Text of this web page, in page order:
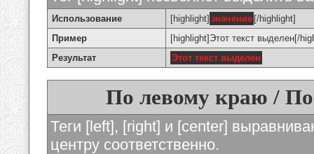
Использование [highlight] значение [/highlight]
Пример
[highlight]Этот текст выделен[/
Результат
Этот текст выделен
По левому краю /
Теги [left], [right] и [center]
центру соответственно.